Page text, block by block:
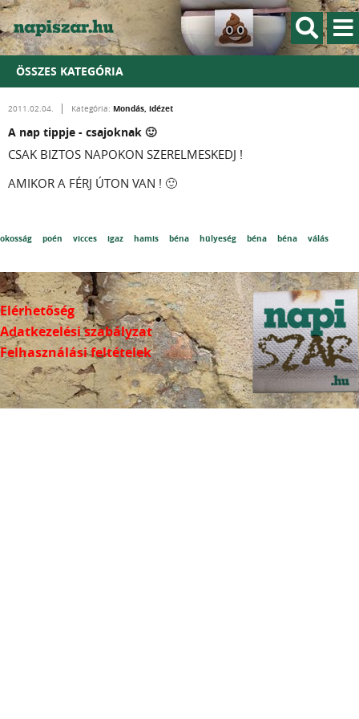
ÖSSZES KATEGÓRIA
2011.02.04. Kategória: Mondás, idézet
A nap tippje - csajoknak 🙂
CSAK BIZTOS NAPOKON SZERELMESKEDJ !
AMIKOR A FÉRJ ÚTON VAN ! 🙂
okosság poén vicces igaz hamis béna hülyeség béna béna válás
Elérhetőség
Adatkezelési szabályzat
Felhasználási feltételek